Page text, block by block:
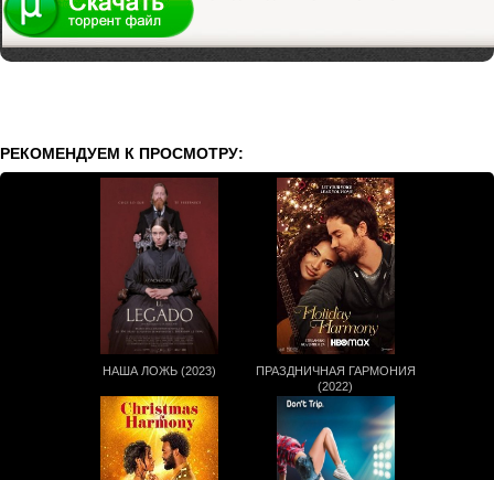
РЕКОМЕНДУЕМ К ПРОСМОТРУ:
НАША ЛОЖЬ (2023)
ПРАЗДНИЧНАЯ ГАРМОНИЯ
(2022)